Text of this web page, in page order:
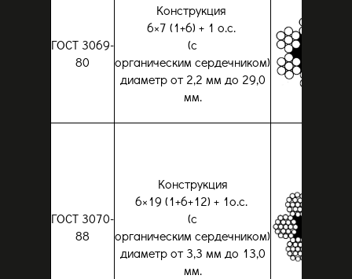
ГОСТ 3069-
80
Конструкция
6×7 (1+6) + 1 о.с.
(с
органическим сердечником)
диаметр от 2,2 мм до 29,0
мм.
ГОСТ 3070-
88
Конструкция
6×19 (1+6+12) + 1о.с.
(с
органическим сердечником)
диаметр от 3,3 мм до 13,0
мм.